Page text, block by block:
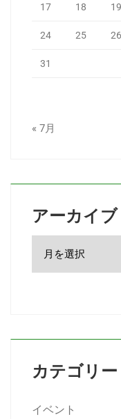
17 18 19
24 25 26
31
« 7月
アーカイブ
カテゴリー
イベント